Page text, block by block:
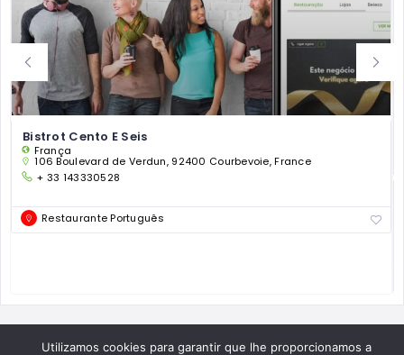
Bistrot Cento E Seis
França
106 Boulevard de Verdun, 92400 Courbevoie, France
+ 33 143330528
Restaurante Português
Utilizamos cookies para garantir que lhe proporcionamos a